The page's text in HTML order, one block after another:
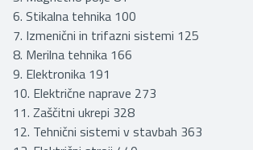
6. Stikalna tehnika 100
7. Izmenični in trifazni sistemi 125
8. Merilna tehnika 166
9. Elektronika 191
10. Električne naprave 273
11. Zaščitni ukrepi 328
12. Tehnični sistemi v stavbah 363